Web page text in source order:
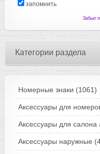
запомнить
Забыл
Категории раздела
Номерные знаки (1061)
Аксессуары для
Аксессуары для салона
Аксессуары наружные